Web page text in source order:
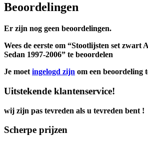
Beoordelingen
Er zijn nog geen beoordelingen.
Wees de eerste om “Stootlijsten set zwart
Sedan 1997-2006” te beoordelen
Je moet ingelogd zijn om een beoordeling
Uitstekende klantenservice!
wij zijn pas tevreden als u tevreden bent !
Scherpe prijzen